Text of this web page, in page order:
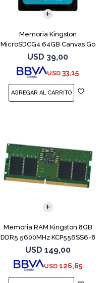
Memoria Kingston
MicroSDCG4 64GB Canvas Go
Plus V30
USD 39,00
USD 33,15
Memoria RAM Kingston 8GB
DDR5 5600MHz KCP556SS6-8
SODIMM
USD 149,00
USD 126,65